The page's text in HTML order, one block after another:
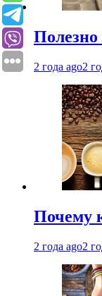
Полезно
2 года ago2
Почему
2 года ago2